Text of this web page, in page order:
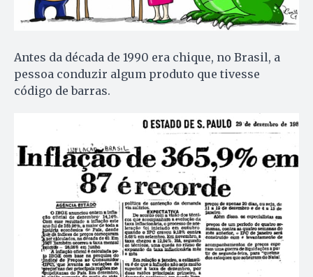
Antes da década de 1990 era chique, no Brasil, a
pessoa conduzir algum produto que tivesse
código de barras.